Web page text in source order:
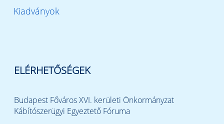
Kiadványok
ELÉRHETŐSÉGEK
Budapest Főváros XVI. kerületi Önkormányzat
Kábítószerügyi Egyeztető Fóruma